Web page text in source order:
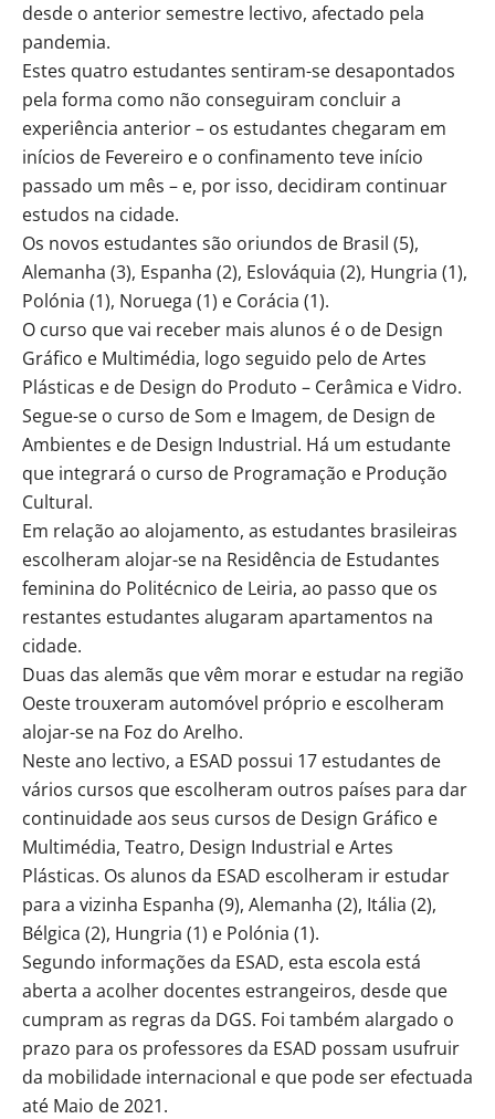
desde o anterior semestre lectivo, afectado pela
pandemia.
Estes quatro estudantes sentiram-se desapontados
pela forma como não conseguiram concluir a
experiência anterior – os estudantes chegaram em
inícios de Fevereiro e o confinamento teve início
passado um mês – e, por isso, decidiram continuar
estudos na cidade.
Os novos estudantes são oriundos de Brasil (5),
Alemanha (3), Espanha (2), Eslováquia (2), Hungria (1),
Polónia (1), Noruega (1) e Corácia (1).
O curso que vai receber mais alunos é o de Design
Gráfico e Multimédia, logo seguido pelo de Artes
Plásticas e de Design do Produto – Cerâmica e Vidro.
Segue-se o curso de Som e Imagem, de Design de
Ambientes e de Design Industrial. Há um estudante
que integrará o curso de Programação e Produção
Cultural.
Em relação ao alojamento, as estudantes brasileiras
escolheram alojar-se na Residência de Estudantes
feminina do Politécnico de Leiria, ao passo que os
restantes estudantes alugaram apartamentos na
cidade.
Duas das alemãs que vêm morar e estudar na região
Oeste trouxeram automóvel próprio e escolheram
alojar-se na Foz do Arelho.
Neste ano lectivo, a ESAD possui 17 estudantes de
vários cursos que escolheram outros países para dar
continuidade aos seus cursos de Design Gráfico e
Multimédia, Teatro, Design Industrial e Artes
Plásticas. Os alunos da ESAD escolheram ir estudar
para a vizinha Espanha (9), Alemanha (2), Itália (2),
Bélgica (2), Hungria (1) e Polónia (1).
Segundo informações da ESAD, esta escola está
aberta a acolher docentes estrangeiros, desde que
cumpram as regras da DGS. Foi também alargado o
prazo para os professores da ESAD possam usufruir
da mobilidade internacional e que pode ser efectuada
até Maio de 2021.